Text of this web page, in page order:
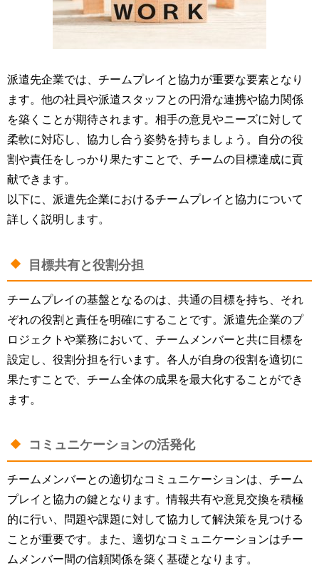
派遣先企業では、チームプレイと協力が重要な要素となり
ます。他の社員や派遣スタッフとの円滑な連携や協力関係
を築くことが期待されます。相手の意見やニーズに対して
柔軟に対応し、協力し合う姿勢を持ちましょう。自分の役
割や責任をしっかり果たすことで、チームの目標達成に貢
献できます。
以下に、派遣先企業におけるチームプレイと協力について
詳しく説明します。
目標共有と役割分担
チームプレイの基盤となるのは、共通の目標を持ち、それ
ぞれの役割と責任を明確にすることです。派遣先企業のプ
ロジェクトや業務において、チームメンバーと共に目標を
設定し、役割分担を行います。各人が自身の役割を適切に
果たすことで、チーム全体の成果を最大化することができ
ます。
コミュニケーションの活発化
チームメンバーとの適切なコミュニケーションは、チーム
プレイと協力の鍵となります。情報共有や意見交換を積極
的に行い、問題や課題に対して協力して解決策を見つける
ことが重要です。また、適切なコミュニケーションはチー
ムメンバー間の信頼関係を築く基礎となります。